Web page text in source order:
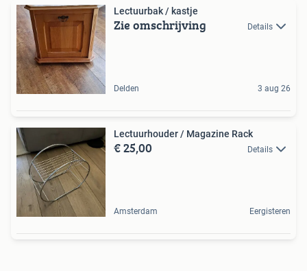
Lectuurbak / kastje
Zie omschrijving Details
Delden 3 aug 26
Lectuurhouder / Magazine Rack
€ 25,00 Details
Amsterdam Eergisteren